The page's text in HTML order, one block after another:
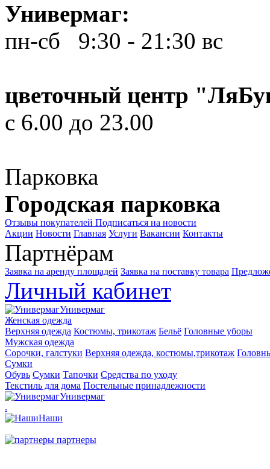
Универмаг:
пн-сб 9:30 - 21:30 вс
цветочный центр
с 6.00 до 23.00
Парковка
Городская парковка
Отзывы покупателей Подписаться на новости
Акции Новости Главная Услуги Вакансии Контакты
Партнёрам
Заявка на аренду площадей Заявка на поставку товара
Личный кабинет
Универмаг
Женская одежда
Верхняя одежда Костюмы, трикотаж Бельё Головные уборы
Мужская одежда
Сорочки, галстуки Верхняя одежда, костюмы,трикотаж
Сумки
Обувь Сумки Тапочки Средства по уходу
Текстиль для дома Постельные принадлежности
Универмаг
.
Наши
партнеры